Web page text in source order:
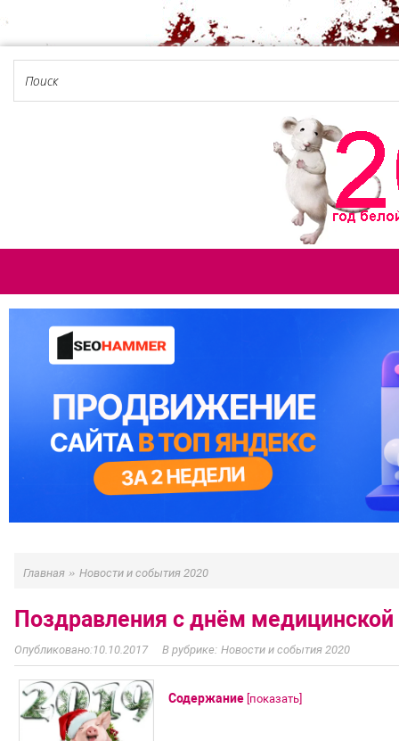
Главная » Новости и события 2020
Поздравления с днём
10.10.2017 Новости и события 2020
Содержание [показать]